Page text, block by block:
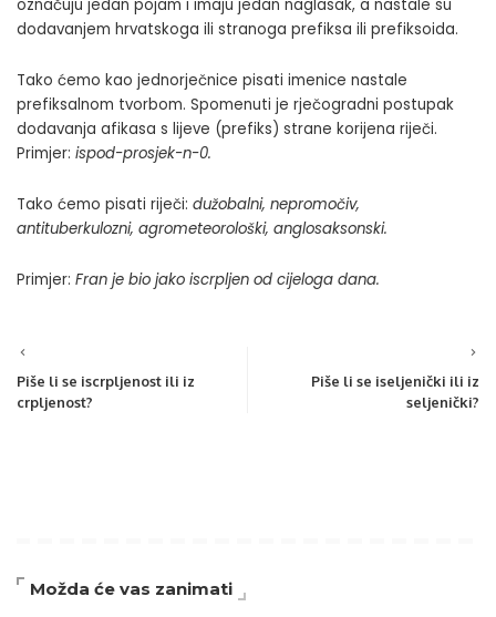
označuju jedan pojam i imaju jedan naglasak, a nastale su
dodavanjem hrvatskoga ili stranoga prefiksa ili prefiksoida.
Tako ćemo kao jednorječnice pisati imenice nastale
prefiksalnom tvorbom. Spomenuti je rječogradni postupak
dodavanja afikasa s lijeve (prefiks) strane korijena riječi.
Primjer: ispod-prosjek-n-0.
Tako ćemo pisati riječi: dužobalni, nepromočiv,
antituberkulozni, agrometeorološki, anglosaksonski.
Primjer: Fran je bio jako iscrpljen od cijeloga dana.
Piše li se iscrpljenost ili iz
crpljenost?
Piše li se iseljenički ili iz
seljenički?
Možda će vas zanimati